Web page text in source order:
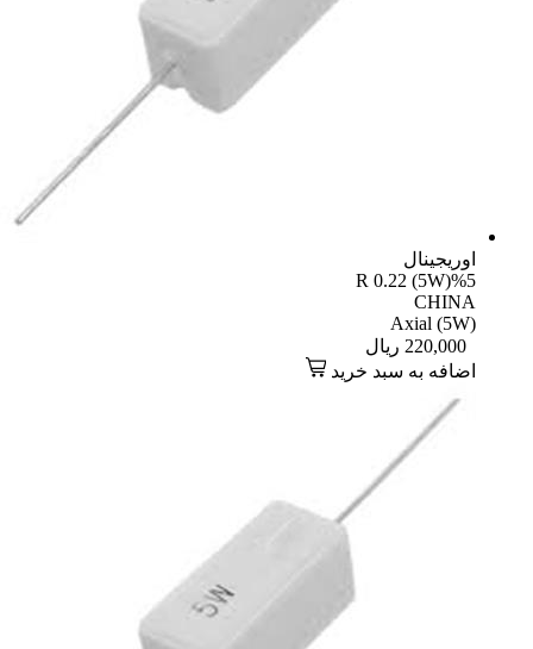
اوریجینال
R 0.22 (5W)%5
CHINA
Axial (5W)
220,000 ریال
اضافه به سبد خرید